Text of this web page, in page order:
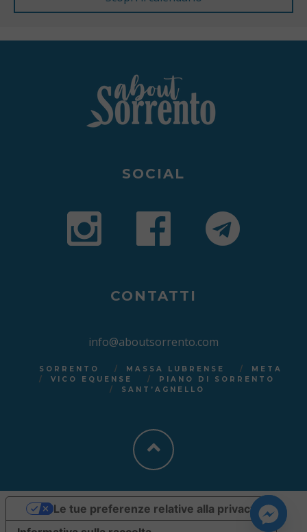
SOCIAL
CONTATTI
info@aboutsorrento.com
SORRENTO MASSA LUBRENSE
META
VICO EQUENSE
PIANO DI SORRENTO
SANT’AGNELLO
Le tue preferenze relative alla privacy